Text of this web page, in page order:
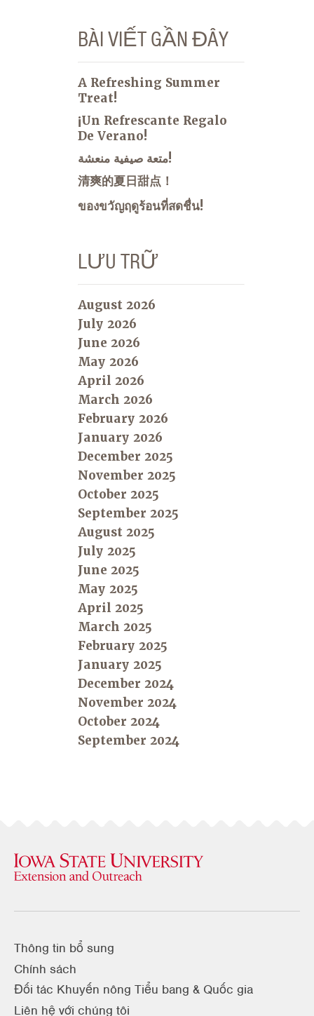
BÀI VIẾT GẦN ĐÂY
A Refreshing Summer
Treat!
¡Un Refrescante Regalo
De Verano!
متعة صيفية منعشة!
清爽的夏日甜点！
ของขวัญฤดูร้อนที่สดชื่น!
LƯU TRỮ
August 2026
July 2026
June 2026
May 2026
April 2026
March 2026
February 2026
January 2026
December 2025
November 2025
October 2025
September 2025
August 2025
July 2025
June 2025
May 2025
April 2025
March 2025
February 2025
January 2025
December 2024
November 2024
October 2024
September 2024
Thông tin bổ sung
Chính sách
Đối tác Khuyến nông Tiểu bang & Quốc gia
Liên hệ với chúng tôi